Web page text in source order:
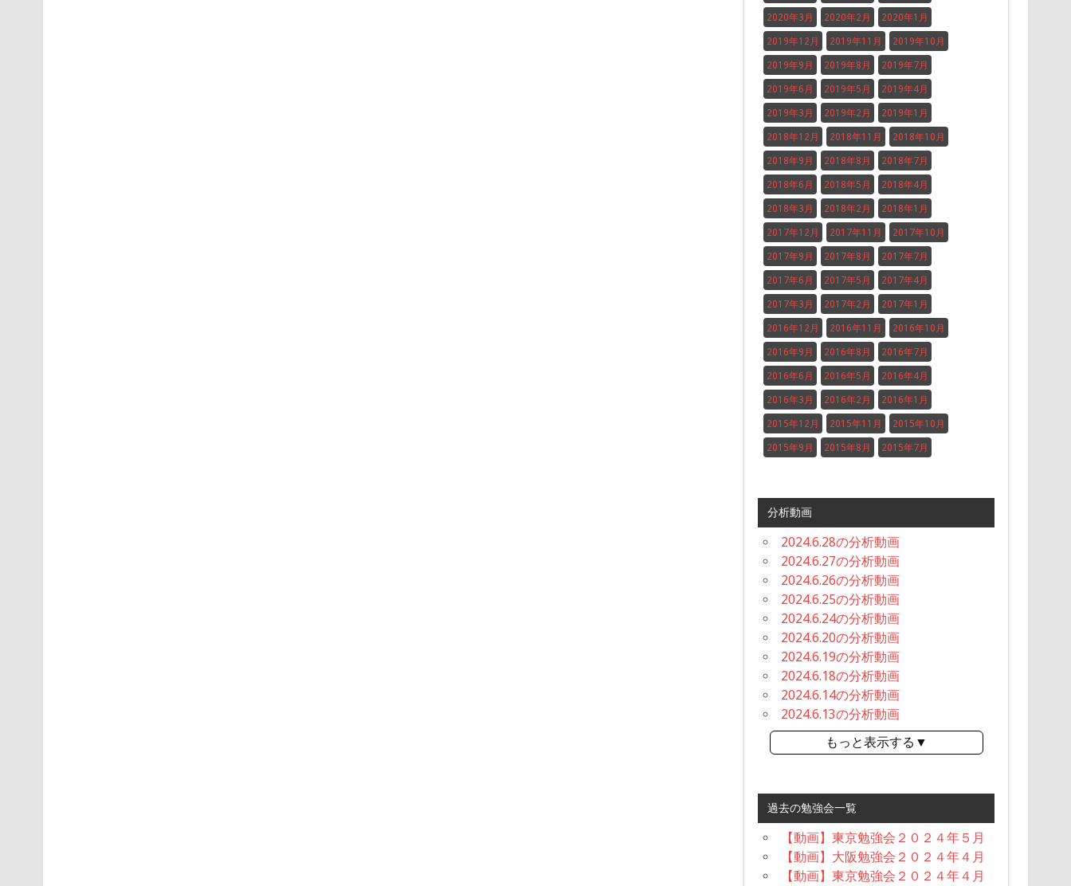
2020年3月 2020年2月 2020年1月
2019年12月 2019年11月 2019年10月
2019年9月 2019年8月 2019年7月
2019年6月 2019年5月 2019年4月
2019年3月 2019年2月 2019年1月
2018年12月 2018年11月 2018年10月
2018年9月 2018年8月 2018年7月
2018年6月 2018年5月 2018年4月
2018年3月 2018年2月 2018年1月
2017年12月 2017年11月 2017年10月
2017年9月 2017年8月 2017年7月
2017年6月 2017年5月 2017年4月
2017年3月 2017年2月 2017年1月
2016年12月 2016年11月 2016年10月
2016年9月 2016年8月 2016年7月
2016年6月 2016年5月 2016年4月
2016年3月 2016年2月 2016年1月
2015年12月 2015年11月 2015年10月
2015年9月 2015年8月 2015年7月
分析動画
2024.6.28の分析動画
2024.6.27の分析動画
2024.6.26の分析動画
2024.6.25の分析動画
2024.6.24の分析動画
2024.6.20の分析動画
2024.6.19の分析動画
2024.6.18の分析動画
2024.6.14の分析動画
2024.6.13の分析動画
もっと表示する▼
過去の勉強会一覧
【動画】東京勉強会２０２４年５月
【動画】大阪勉強会２０２４年４月
【動画】東京勉強会２０２４年４月